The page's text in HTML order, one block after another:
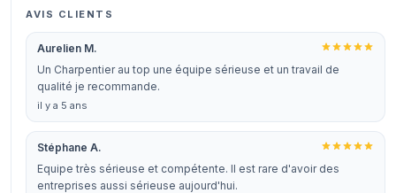
AVIS CLIENTS
Aurelien M.
Un Charpentier au top une équipe sérieuse et un travail de
qualité je recommande.
il y a 5 ans
Stéphane A.
Equipe très sérieuse et compétente. Il est rare d'avoir des
entreprises aussi sérieuse aujourd'hui.